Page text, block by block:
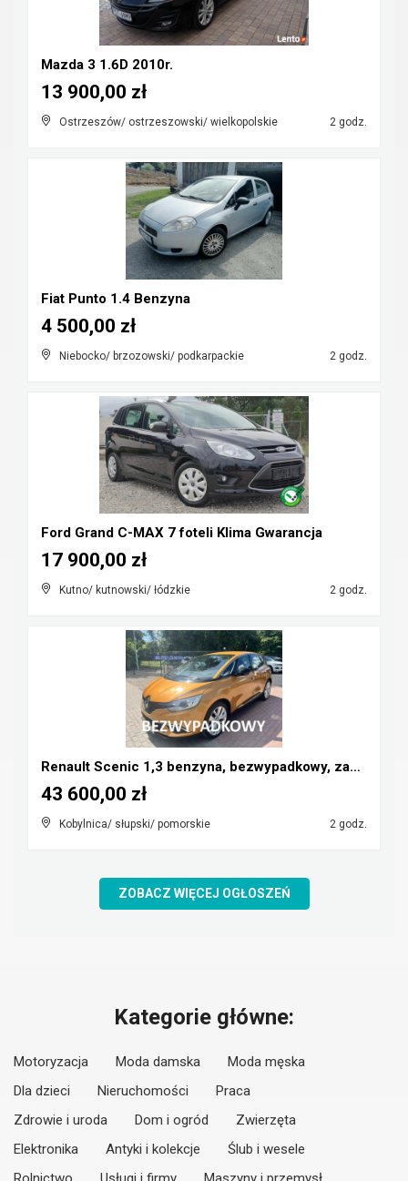
Mazda 3 1.6D 2010r.
Ostrzeszów/ ostrzeszowski/ wielkopolskie 2 godz.
13 900,00 zł
Fiat Punto 1.4 Benzyna
Niebocko/ brzozowski/ podkarpackie 2 godz.
4 500,00 zł
Ford Grand C-MAX 7 foteli Klima Gwarancja
Kutno/ kutnowski/ łódzkie 2 godz.
17 900,00 zł
Renault Scenic 1,3 benzyna, bezwypadkowy, zamiana ...
Kobylnica/ słupski/ pomorskie 2 godz.
43 600,00 zł
ZOBACZ WIĘCEJ OGŁOSZEŃ
Kategorie główne:
Motoryzacja Moda damska
Moda męska
Dla dzieci
Nieruchomości
Praca
Zdrowie i uroda
Dom i ogród
Zwierzęta
Elektronika
Antyki i kolekcje
Ślub i wesele